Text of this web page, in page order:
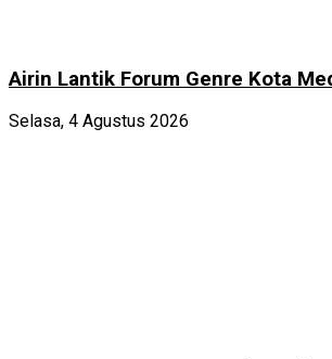
Airin Lantik Forum Genre Kota
Selasa, 4 Agustus 2026